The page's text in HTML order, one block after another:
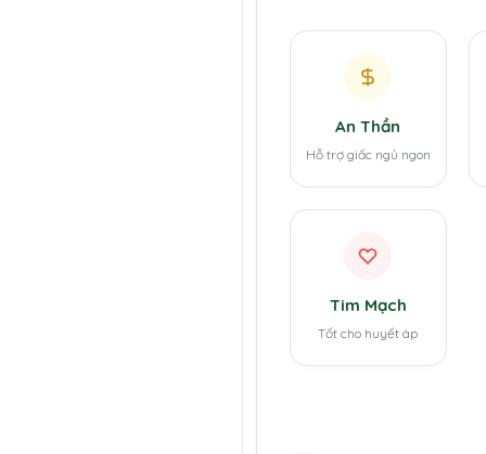
An Thần
Hỗ trợ giấc ngủ ngon
Tim Mạch
Tốt cho huyết áp